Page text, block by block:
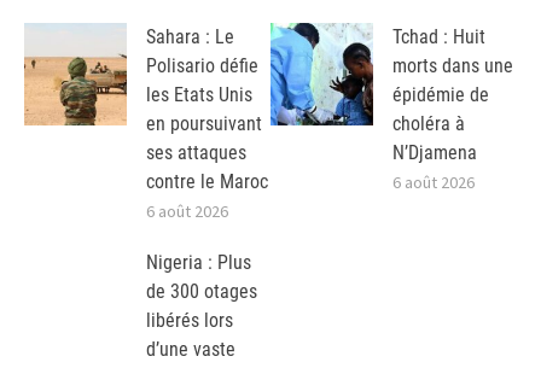
Sahara : Le
Polisario défie
les Etats Unis
en poursuivant
ses attaques
contre le Maroc
6 août 2026
Tchad : Huit
morts dans une
épidémie de
choléra à
N’Djamena
6 août 2026
Nigeria : Plus
de 300 otages
libérés lors
d’une vaste